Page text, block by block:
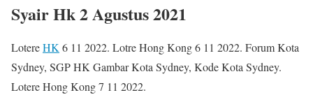
Syair Hk 2 Agustus 2021
LotereHK 6 11 2022. Lotre Hong Kong 6 11 2022. Forum Kota
Sydney, SGP HK Gambar Kota Sydney, Kode Kota Sydney.
Lotere Hong Kong 7 11 2022.